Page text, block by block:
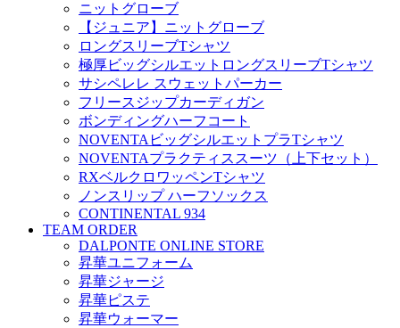
ニットグローブ
【ジュニア】ニットグローブ
ロングスリーブTシャツ
極厚ビッグシルエットロングスリーブTシャツ
サシペレレ スウェットパーカー
フリースジップカーディガン
ボンディングハーフコート
NOVENTAビッグシルエットプラTシャツ
NOVENTAプラクティススーツ（上下セット）
RXベルクロワッペンTシャツ
ノンスリップ ハーフソックス
CONTINENTAL 934
TEAM ORDER
DALPONTE ONLINE STORE
昇華ユニフォーム
昇華ジャージ
昇華ピステ
昇華ウォーマー